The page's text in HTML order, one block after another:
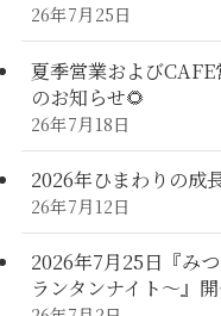
26年7月25日
夏季営業および
のお知らせ🌻
26年7月18日
2026年ひまわりの成
26年7月12日
2026年7月25日『み
ランタンナイト～』開